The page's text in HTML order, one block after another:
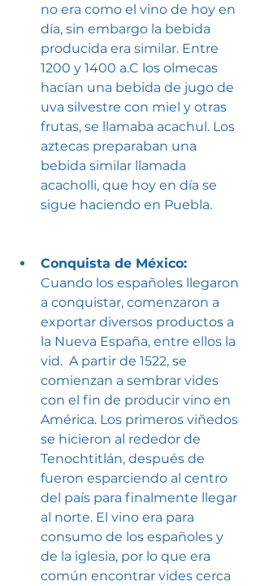
no era como el vino de hoy en
día, sin embargo la bebida
producida era similar. Entre
1200 y 1400 a.C los olmecas
hacían una bebida de jugo de
uva silvestre con miel y otras
frutas, se llamaba acachul. Los
aztecas preparaban una
bebida similar llamada
acacholli, que hoy en día se
sigue haciendo en Puebla.
Conquista de México:
Cuando los españoles llegaron
a conquistar, comenzaron a
exportar diversos productos a
la Nueva España, entre ellos la
vid.  A partir de 1522, se
comienzan a sembrar vides
con el fin de producir vino en
América. Los primeros viñedos
se hicieron al rededor de
Tenochtitlán, después de
fueron esparciendo al centro
del país para finalmente llegar
al norte. El vino era para
consumo de los españoles y
de la iglesia, por lo que era
común encontrar vides cerca